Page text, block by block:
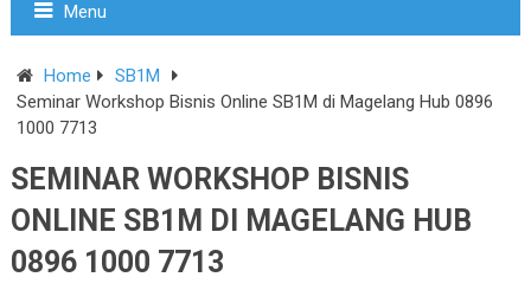
Menu
Home
SB1M
Seminar Workshop Bisnis Online SB1M di Magelang Hub 0896
1000 7713
SEMINAR WORKSHOP BISNIS
ONLINE SB1M DI MAGELANG HUB
0896 1000 7713